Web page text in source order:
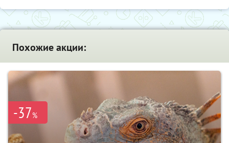
Похожие акции:
-37%